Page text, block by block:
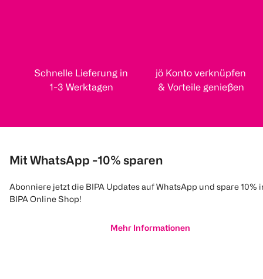
Schnelle Lieferung in
1-3 Werktagen
jö Konto verknüpfen
& Vorteile genießen
Mit WhatsApp -10% sparen
Abonniere jetzt die BIPA Updates auf WhatsApp und spare 10%
BIPA Online Shop!
Mehr Informationen